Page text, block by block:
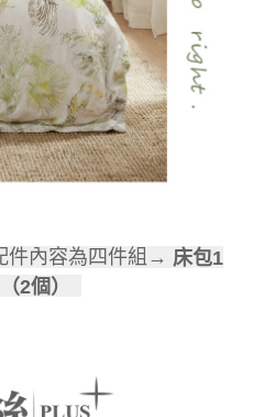
件內容為四件組→ 床包1
2個）